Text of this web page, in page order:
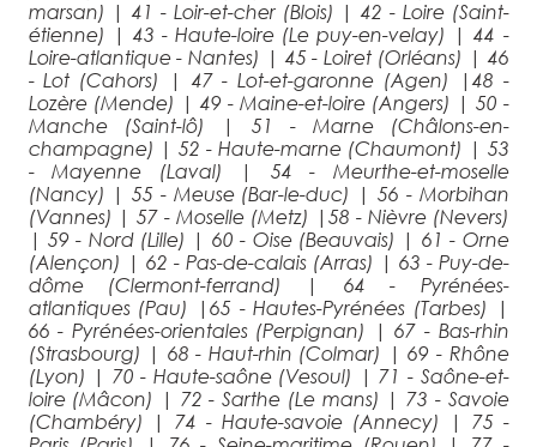
marsan) |41 - Loir-et-cher (Blois) |42 - Loire (Saint-
étienne)
|43 - Haute-loire (Le puy-en-velay) |44 -
Loire-atlantique - Nantes) |45 - Loiret (Orléans) |46
- Lot (Cahors)
|47 - Lot-et-garonne (Agen) |48 -
Lozère (Mende) |49 - Maine-et-loire (Angers) | 50 -
Manche (Saint-lô)
| 51 - Marne (Châlons-en-
champagne) |52 - Haute-marne (Chaumont) | 53
- Mayenne (Laval)
| 54 - Meurthe-et-moselle
(Nancy) |55 - Meuse (Bar-le-duc) | 56 - Morbihan
(Vannes) |57 - Moselle (Metz) | 58 - Nièvre (Nevers)
| 59 - Nord (Lille) | 60 - Oise (Beauvais) | 61 - Orne
(Alençon) | 62 - Pas-de-calais (Arras) | 63 - Puy-de-
dôme (Clermont-ferrand)
| 64 - Pyrénées-
atlantiques (Pau)
| 65 - Hautes-Pyrénées (Tarbes)
|
66 - Pyrénées-orientales (Perpignan)
|67 - Bas-rhin
(Strasbourg) | 68 - Haut-rhin (Colmar) |69 - Rhône
(Lyon) | 70 - Haute-saône (Vesoul) | 71 - Saône-et-
loire (Mâcon)
| 72 - Sarthe (Le mans) | 73 - Savoie
(Chambéry)
| 74 - Haute-savoie (Annecy) | 75 -